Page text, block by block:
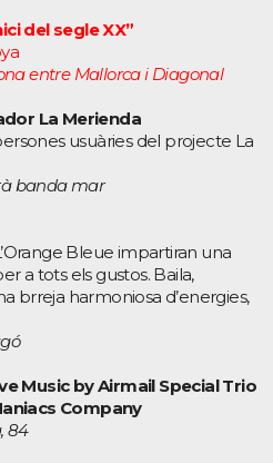
del segle XX”
entre Mallorca i Diagonal
La Merienda
usuàries del projecte La
banda mar
Bleue impartiran una
a tots els gustos. Baila,
brreja harmoniosa d’energies,
Music by Airmail Special Trio
Company
84